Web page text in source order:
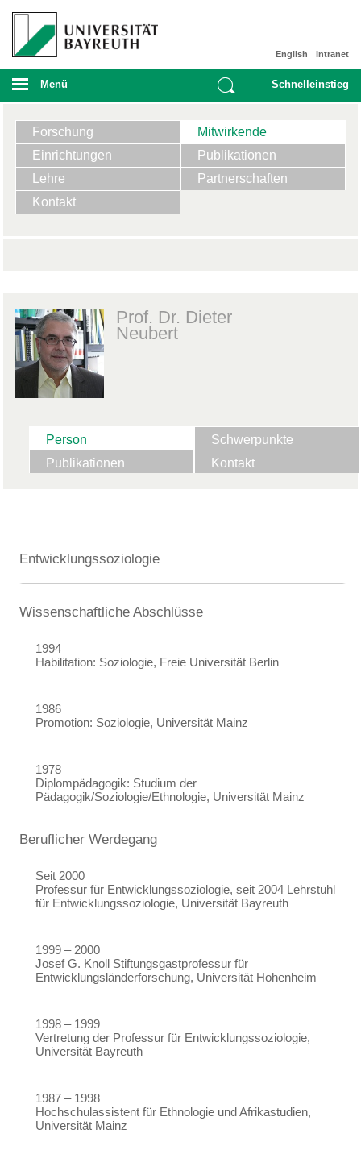
Intranet
English
Menü Schnelleinstieg
Forschung
Mitwirkende
Einrichtungen
Publikationen
Lehre
Partnerschaften
Kontakt
Prof. Dr. Dieter
Neubert
Person
Schwerpunkte
Publikationen
Kontakt
Entwicklungssoziologie
Wissenschaftliche Abschlüsse
1994
Habilitation: Soziologie, Freie Universität Berlin
1986
Promotion: Soziologie, Universität Mainz
1978
Diplompädagogik: Studium der
Pädagogik/Soziologie/Ethnologie, Universität Mainz
Beruflicher Werdegang
Seit 2000
Professur für Entwicklungssoziologie, seit 2004 Lehrstuhl
für Entwicklungssoziologie, Universität Bayreuth
1999 – 2000
Josef G. Knoll Stiftungsgastprofessur für
Entwicklungsländerforschung, Universität Hohenheim
1998 – 1999
Vertretung der Professur für Entwicklungssoziologie,
Universität Bayreuth
1987 – 1998
Hochschulassistent für Ethnologie und Afrikastudien,
Universität Mainz